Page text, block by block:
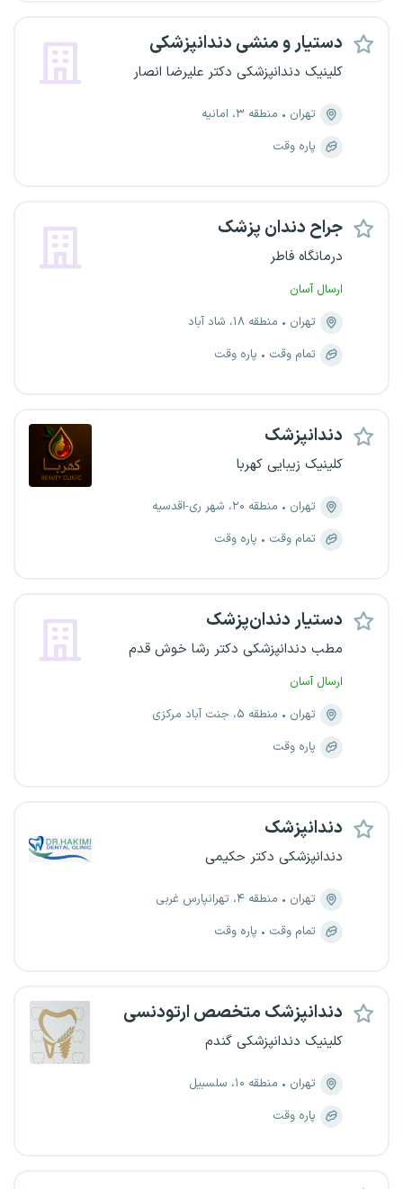
دستیار و منشی دندانپزشکی
کلینیک دندانپزشکی دکتر علیرضا انصار
تهران
منطقه ۳، امانیه
پاره وقت
جراح دندان‌ پزشک
درمانگاه فاطر
ارسال آسان
تهران
منطقه ۱۸، شاد آباد
تمام وقت
پاره وقت
دندانپزشک
کلینیک زیبایی کهربا
تهران
منطقه ۲۰، شهر ری-اقدسیه
تمام وقت
پاره وقت
دستیار دندان‌پزشک
مطب دندانپزشکی دکتر رشا خوش قدم
ارسال آسان
تهران
منطقه ۵، جنت آباد مرکزی
پاره وقت
دندانپزشک
دندانپزشکی دکتر حکیمی
تهران
منطقه ۴، تهرانپارس غربی
تمام وقت
پاره وقت
دندانپزشک متخصص ارتودنسی
کلینیک دندانپزشکی گندم
تهران
منطقه ۱۰، سلسبیل
پاره وقت